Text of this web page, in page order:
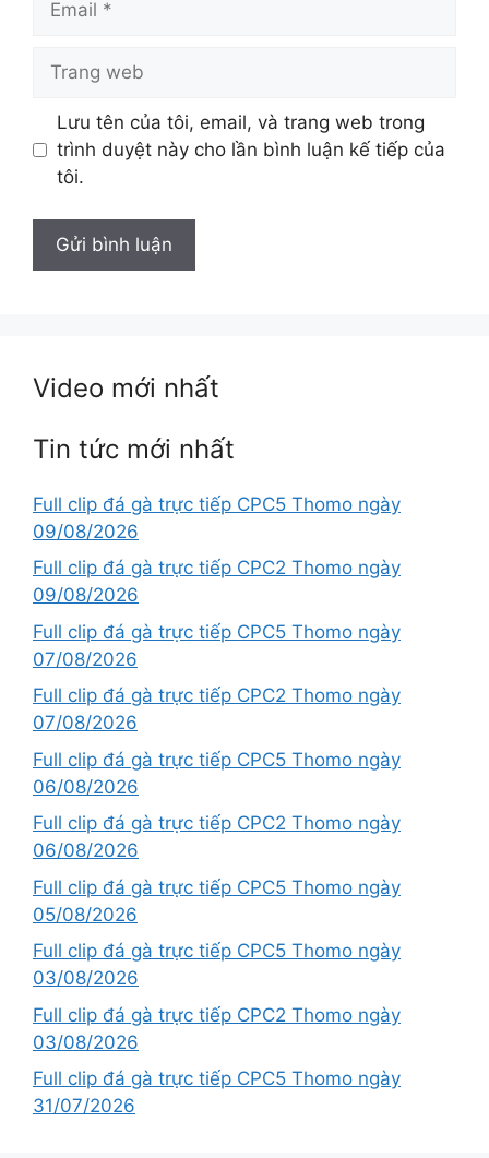
Lưu tên của tôi, email, và trang web trong
trình duyệt này cho lần bình luận kế tiếp của
tôi.
Video mới nhất
Tin tức mới nhất
Full clip đá gà trực tiếp CPC5 Thomo ngày
09/08/2026
Full clip đá gà trực tiếp CPC2 Thomo ngày
09/08/2026
Full clip đá gà trực tiếp CPC5 Thomo ngày
07/08/2026
Full clip đá gà trực tiếp CPC2 Thomo ngày
07/08/2026
Full clip đá gà trực tiếp CPC5 Thomo ngày
06/08/2026
Full clip đá gà trực tiếp CPC2 Thomo ngày
06/08/2026
Full clip đá gà trực tiếp CPC5 Thomo ngày
05/08/2026
Full clip đá gà trực tiếp CPC5 Thomo ngày
03/08/2026
Full clip đá gà trực tiếp CPC2 Thomo ngày
03/08/2026
Full clip đá gà trực tiếp CPC5 Thomo ngày
31/07/2026